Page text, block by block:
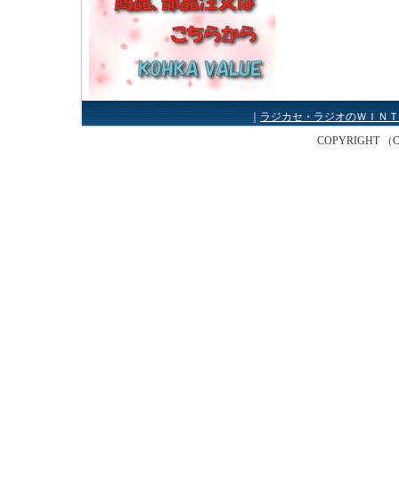
｜ラジカセ・ラジオのＷＩＮ
COPYRIGHT （